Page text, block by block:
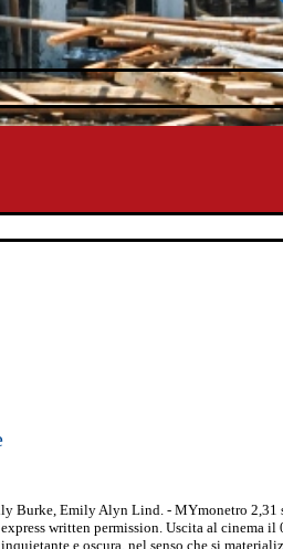
Burke, Emily Alyn Lind. - MYmonetro
written permission. Uscita al cinema
e oscura, nel senso che si